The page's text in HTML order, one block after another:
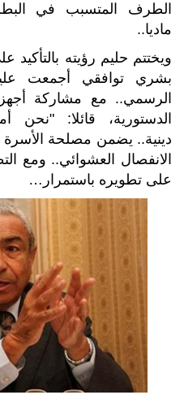
الطرف المتسبب في
ماديا..
ويختتم حليم رؤيته
بشري توافقي أجمعت
الرسمي.. مع مشاركة
الدستورية، قائلا: "نحن
دينية.. يضمن مصلحة
الانفصال العشوائي.. ومع
على تطويره باستمرار…